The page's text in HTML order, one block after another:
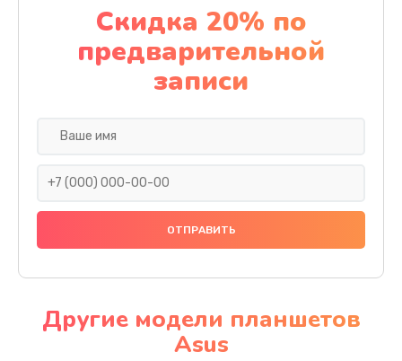
Замена полифонического динамика
390 руб.
Заказать
Сбор/Разбор
Чистка динамика и микрофонов (с разбором)
Скидка 20% по
предварительной
записи
Другие модели планшетов
Asus